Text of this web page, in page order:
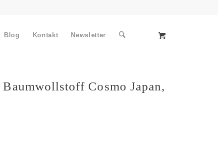
Blog Kontakt Newsletter
Cosmo Japan,